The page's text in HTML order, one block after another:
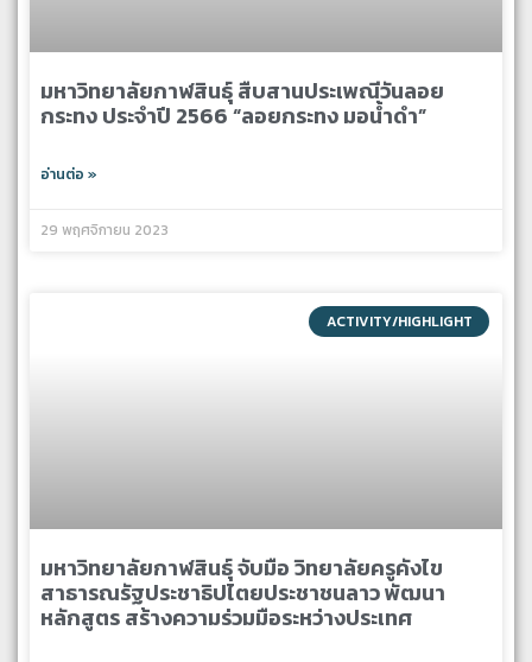
มหาวิทยาลัยกาฬสินธุ์ สืบสานประเพณีวันลอย
กระทง ประจำปี 2566 “ลอยกระทง มอน้ำดำ”
อ่านต่อ »
29 พฤศจิกายน 2023
ACTIVITY/HIGHLIGHT
มหาวิทยาลัยกาฬสินธุ์ จับมือ วิทยาลัยครูคังไข
สาธารณรัฐประชาธิปไตยประชาชนลาว พัฒนา
หลักสูตร สร้างความร่วมมือระหว่างประเทศ